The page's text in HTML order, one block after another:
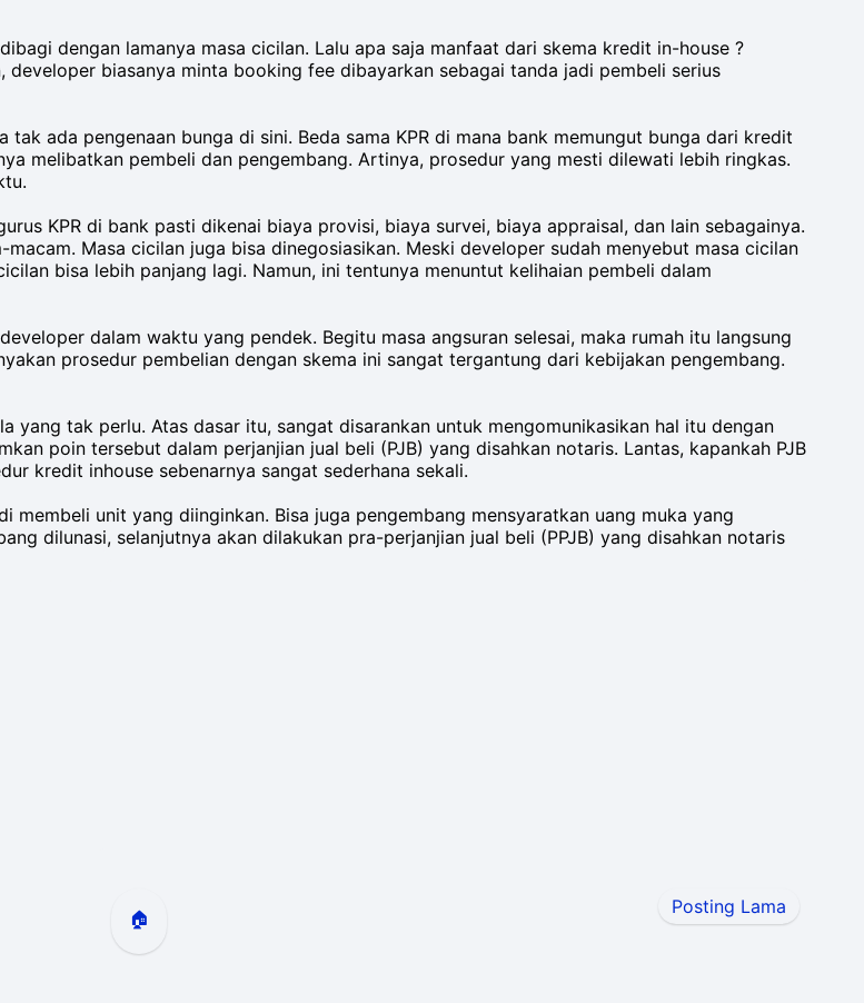
dengan lamanya masa cicilan. Lalu apa saja manfaat dari skema kredit in-house ?
biasanya minta booking fee dibayarkan sebagai tanda jadi pembeli serius
ada pengenaan bunga di sini. Beda sama KPR di mana bank memungut bunga dari kredit
melibatkan pembeli dan pengembang. Artinya, prosedur yang mesti dilewati lebih ringkas.
KPR di bank pasti dikenai biaya provisi, biaya survei, biaya appraisal, dan lain sebagainya.
Masa cicilan juga bisa dinegosiasikan. Meski developer sudah menyebut masa cicilan
bisa lebih panjang lagi. Namun, ini tentunya menuntut kelihaian pembeli dalam
dalam waktu yang pendek. Begitu masa angsuran selesai, maka rumah itu langsung
prosedur pembelian dengan skema ini sangat tergantung dari kebijakan pengembang.
yang tak perlu. Atas dasar itu, sangat disarankan untuk mengomunikasikan hal itu dengan
poin tersebut dalam perjanjian jual beli (PJB) yang disahkan notaris. Lantas, kapankah PJB
kredit inhouse sebenarnya sangat sederhana sekali.
unit yang diinginkan. Bisa juga pengembang mensyaratkan uang muka yang
dilunasi, selanjutnya akan dilakukan pra-perjanjian jual beli (PPJB) yang disahkan notaris
Posting Lama
🏠